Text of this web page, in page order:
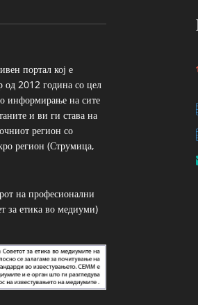
портал кој е
од 2012 година со цел
информирање на сите
и ви ги става на
регион со
регион (Струмица,
на професионални
етика во медиуми)